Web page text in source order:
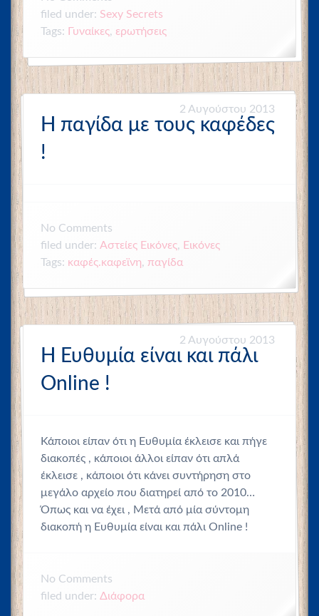
filed under: Sexy Secrets
Tags: Γυναίκες, ερωτήσεις
2 Αυγούστου 2013
H παγίδα με τους καφέδες
!
No Comments
filed under: Αστείες Εικόνες, Εικόνες
Tags: καφές.καφεϊνη, παγίδα
2 Αυγούστου 2013
H Ευθυμία είναι και πάλι
Online !
Κάποιοι είπαν ότι η Ευθυμία έκλεισε και πήγε
διακοπές , κάποιοι άλλοι είπαν ότι απλά
έκλεισε , κάποιοι ότι κάνει συντήρηση στο
μεγάλο αρχείο που διατηρεί από το 2010…
Όπως και να έχει , Μετά από μία σύντομη
διακοπή η Ευθυμία είναι και πάλι Online !
No Comments
filed under: Διάφορα